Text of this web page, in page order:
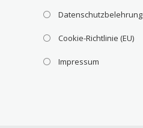
Datenschutzbelehrung
Cookie-Richtlinie (EU)
Impressum